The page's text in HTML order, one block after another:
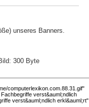
unseres Banners.
300 Byte